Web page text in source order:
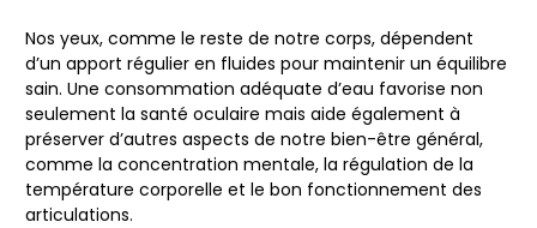
Nos yeux, comme le reste de notre corps, dépendent
d’un apport régulier en fluides pour maintenir un équilibre
sain. Une consommation adéquate d’eau favorise non
seulement la santé oculaire mais aide également à
préserver d’autres aspects de notre bien-être général,
comme la concentration mentale, la régulation de la
température corporelle et le bon fonctionnement des
articulations.